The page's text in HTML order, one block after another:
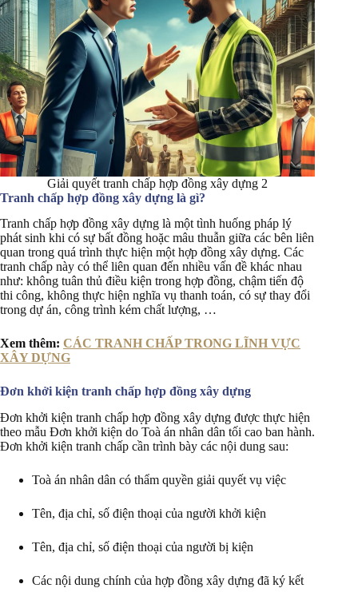
Giải quyết tranh chấp hợp đồng xây dựng 2
Tranh chấp hợp đồng xây dựng là gì?
Tranh chấp hợp đồng xây dựng là một tình huống pháp lý
phát sinh khi có sự bất đồng hoặc mâu thuẫn giữa các bên liên
quan trong quá trình thực hiện một hợp đồng xây dựng. Các
tranh chấp này có thể liên quan đến nhiều vấn đề khác nhau
như: không tuân thủ điều kiện trong hợp đồng, chậm tiến độ
thi công, không thực hiện nghĩa vụ thanh toán, có sự thay đổi
trong dự án, công trình kém chất lượng, …
Xem thêm: CÁC TRANH CHẤP TRONG LĨNH VỰC
XÂY DỰNG
Đơn khởi kiện tranh chấp hợp đồng xây dựng
Đơn khởi kiện tranh chấp hợp đồng xây dựng được thực hiện
theo mẫu Đơn khởi kiện do Toà án nhân dân tối cao ban hành.
Đơn khởi kiện tranh chấp cần trình bày các nội dung sau:
Toà án nhân dân có thẩm quyền giải quyết vụ việc
Tên, địa chỉ, số điện thoại của người khởi kiện
Tên, địa chỉ, số điện thoại của người bị kiện
Các nội dung chính của hợp đồng xây dựng đã ký kết